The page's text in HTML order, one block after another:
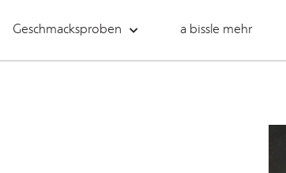
Geschmacksproben a bissle mehr